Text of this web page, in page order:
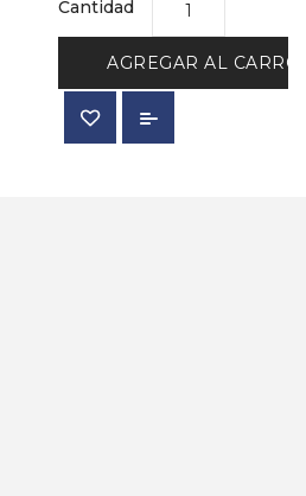
Cantidad
AGREGAR AL CARRO